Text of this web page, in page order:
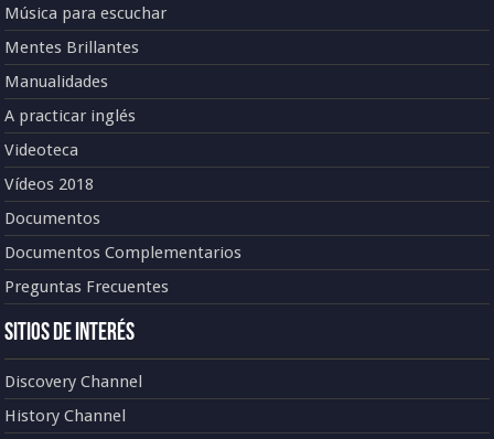
Música para escuchar
Mentes Brillantes
Manualidades
A practicar inglés
Videoteca
Vídeos 2018
Documentos
Documentos Complementarios
Preguntas Frecuentes
Sitios de Interés
Discovery Channel
History Channel